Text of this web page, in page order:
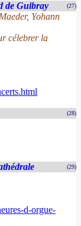
de Guibray (27)
Yohann
célebrer la
(28)
(29)
d-orgue-